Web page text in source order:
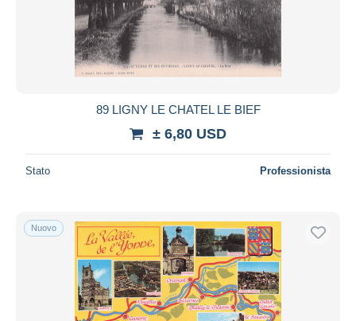
89 LIGNY LE CHATEL LE BIEF
± 6,80 USD
Stato Professionista
Nuovo